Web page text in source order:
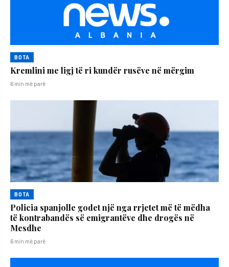
BOTA
Kremlini me ligj të ri kundër rusëve në mërgim
6 min më parë
BOTA
Policia spanjolle godet një nga rrjetet më të mëdha
të kontrabandës së emigrantëve dhe drogës në
Mesdhe
6 min më parë